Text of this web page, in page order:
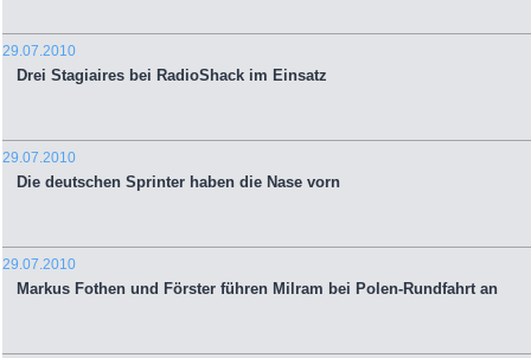
29.07.2010
Drei Stagiaires bei RadioShack im Einsatz
29.07.2010
Die deutschen Sprinter haben die Nase vorn
29.07.2010
Markus Fothen und Förster führen Milram bei Polen-Rundfahrt an